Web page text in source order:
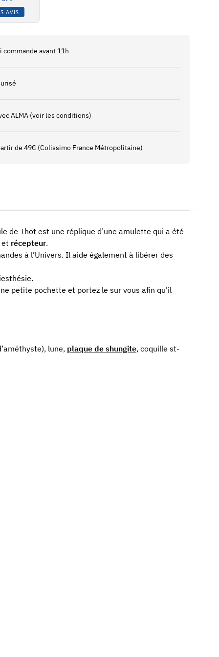
AVIS
avant 11h
ALMA (voir les conditions)
de 49€ (Colissimo France Métropolitaine)
de Thot est une réplique d’une amulette qui a été
et récepteur.
à l’Univers. Il aide également à libérer des
petite pochette et portez le sur vous afin qu'il
lune, plaque de shungite, coquille st-